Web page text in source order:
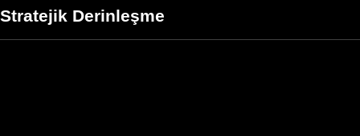
Stratejik Derinleşme